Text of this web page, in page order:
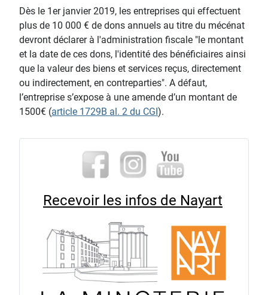
Dès le 1er janvier 2019, les entreprises qui effectuent
plus de 10 000 € de dons annuels au titre du mécénat
devront déclarer à l'administration fiscale "le montant
et la date de ces dons, l'identité des bénéficiaires ainsi
que la valeur des biens et services reçus, directement
ou indirectement, en contreparties". A défaut,
l’entreprise s’expose à une amende d’un montant de
1500€ (article 1729B al. 2 du CGI ).
Recevoir les infos de Nayart